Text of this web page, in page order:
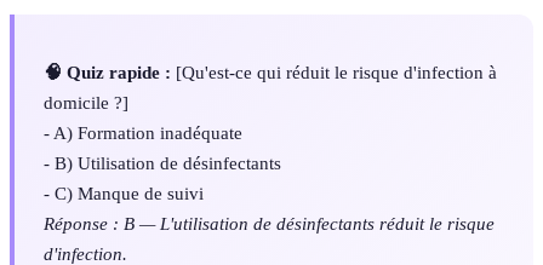
🧠 Quiz rapide : [Qu'est-ce qui réduit le risque d'infection à
domicile ?]
- A) Formation inadéquate
- B) Utilisation de désinfectants
- C) Manque de suivi
Réponse : B — L'utilisation de désinfectants réduit le risque
d'infection.